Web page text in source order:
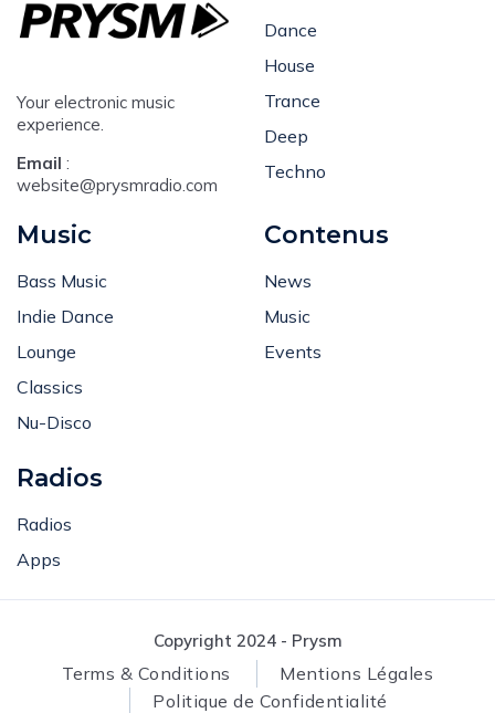
Your electronic music
experience.
Email :
website@prysmradio.com
Dance
House
Trance
Deep
Techno
Music
Bass Music
Indie Dance
Lounge
Classics
Nu-Disco
Contenus
News
Music
Events
Radios
Radios
Apps
Copyright 2024 - Prysm
Terms & Conditions
Mentions Légales
Politique de Confidentialité